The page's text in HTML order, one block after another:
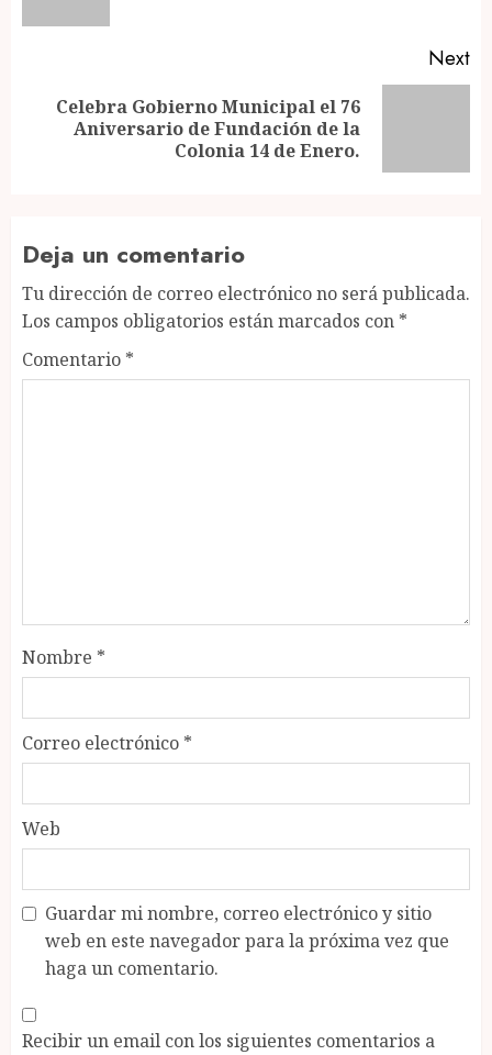
Next
Next
Celebra Gobierno Municipal el 76
Aniversario de Fundación de la
Colonia 14 de Enero.
Deja un comentario
Tu dirección de correo electrónico no será publicada.
Los campos obligatorios están marcados con *
Comentario *
Nombre *
Correo electrónico *
Web
Guardar mi nombre, correo electrónico y sitio
web en este navegador para la próxima vez que
haga un comentario.
Recibir un email con los siguientes comentarios a